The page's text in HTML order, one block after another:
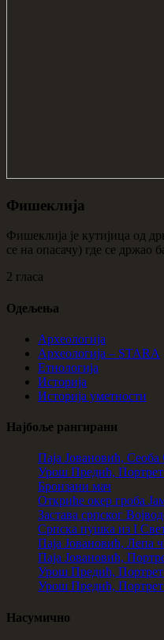
Фишеклија
Фишеклија је кутијица од
се на опасачу) где се држао
2 гласа
Одељења
Археологија
Археологија – STARA
Етнологија
Историја
Историја уметности
Најбоље рангирани
Паја Јовановић, Сеоба
Урош Предић, Портрет
Бронзани мач
Откриће окер гроба
Застава српског
Српска пушка из I
Паја Јовановић, Лепа
Паја Јовановић,
Урош Предић, Портрет
Урош Предић, Портрет
Насумично